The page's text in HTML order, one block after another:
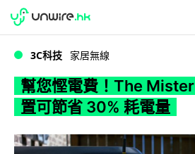
WWDC 2026
3C科技 家居無線
幫您慳電費！The
置可節省 30% 耗電量